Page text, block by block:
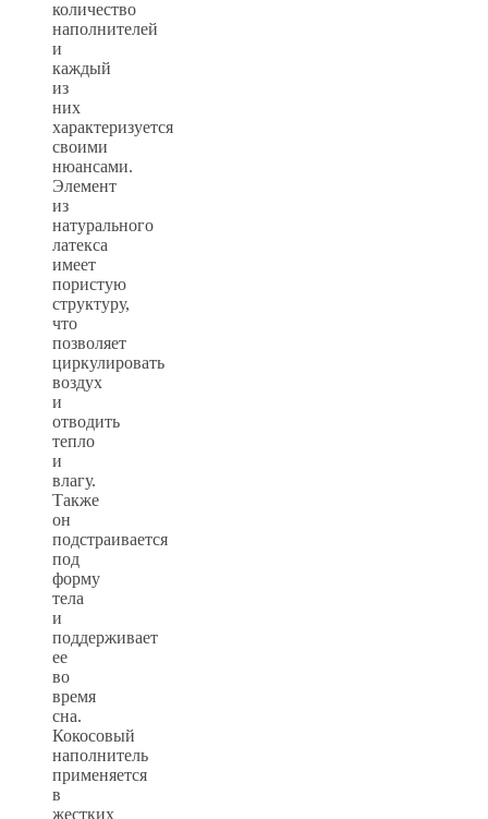
количество
наполнителей
и
каждый
из
них
характеризуется
своими
нюансами.
Элемент
из
натурального
латекса
имеет
пористую
структуру,
что
позволяет
циркулировать
воздух
и
отводить
тепло
и
влагу.
Также
он
подстраивается
под
форму
тела
и
поддерживает
ее
во
время
сна.
Кокосовый
наполнитель
применяется
в
жестких